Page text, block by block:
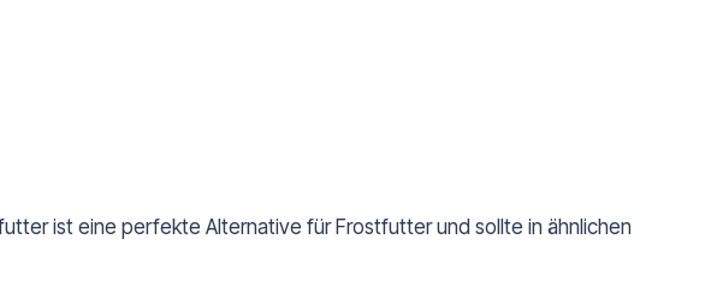
ist eine perfekte Alternative für Frostfutter und sollte in ähnlichen